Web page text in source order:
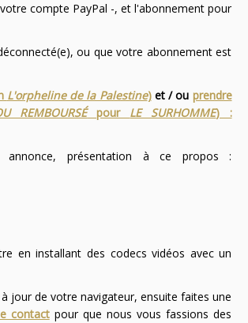
compte PayPal -, et l'abonnement pour
ou que votre abonnement est
L'orpheline de la Palestine)et / ou prendre
REMBOURSÉpour LE SURHOMME) :
présentation à ce propos :
en installant des codecs vidéos avec un
jour de votre navigateur, ensuite faites une
contactpour que nous vous fassions des